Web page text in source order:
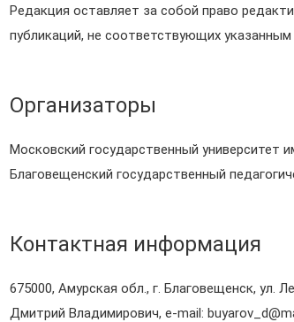
Редакция оставляет за собой право
публикаций, не соответствующих
Организаторы
Московский государственный университет
Благовещенский государственный
Контактная информация
675000, Амурская обл., г. Благовещенск, ул.
Дмитрий Владимирович, e-mail: